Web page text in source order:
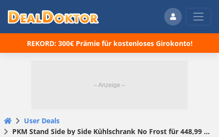
REKORD: 300€ Prämie für kostenloses Girokonto!
User Deals
PKM Stand Side by Side Kühlschrank No Frost für 448,99 € (statt 529,99 €)